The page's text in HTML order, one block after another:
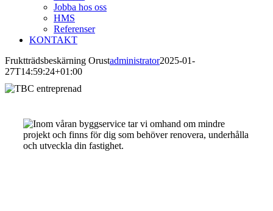
Jobba hos oss
HMS
Referenser
KONTAKT
Fruktträdsbeskärning Orustadministrator2025-01-
27T14:59:24+01:00